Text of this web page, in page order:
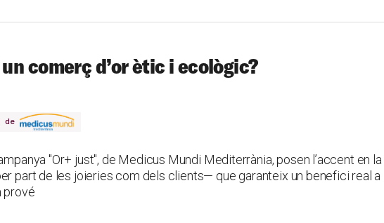
comerç d’or ètic i ecològic?
de
"Or+ just", de Medicus Mundi Mediterrània, posen l’accent en la
part de les joieries com dels clients— que garanteix un benefici real a
prové